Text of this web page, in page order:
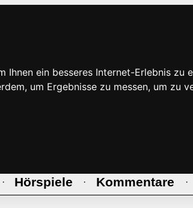
ein besseres Internet-Erlebnis zu
um Ergebnisse zu messen, um zu
· Hörspiele · Kommentare ·